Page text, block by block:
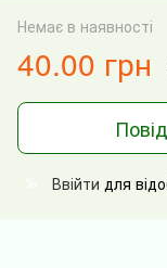
Немає в наявності
40.00 грн
Ввійти для